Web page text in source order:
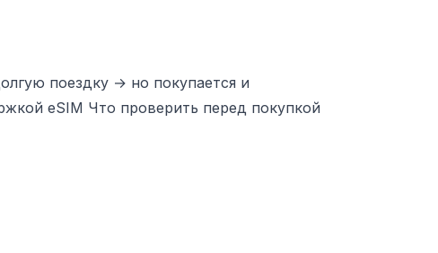
поездку → но покупается и
eSIM Что проверить перед покупкой